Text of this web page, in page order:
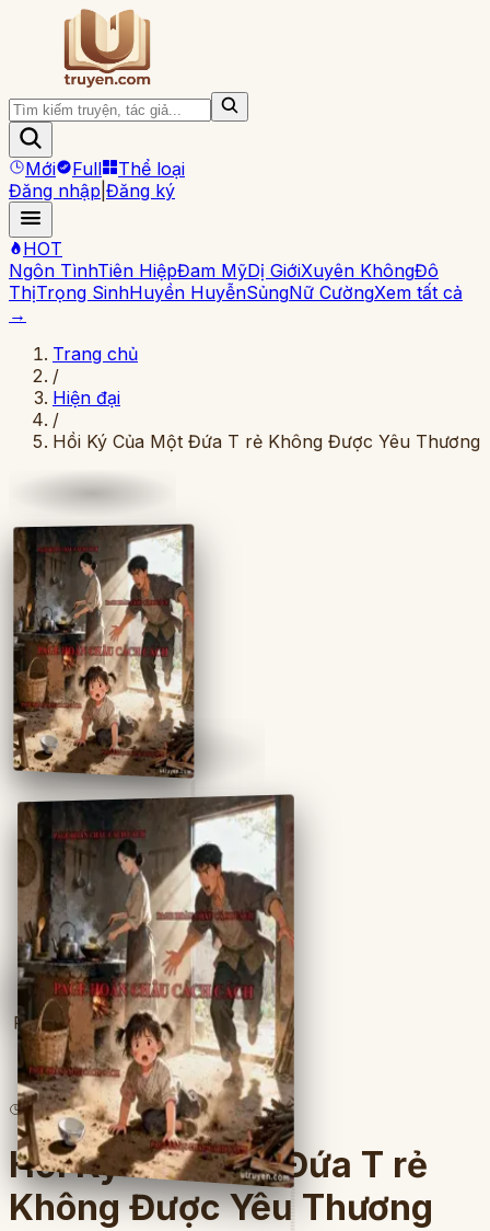
Mới Full
Thể loại
Đăng nhập Đăng ký
HOT
Ngôn TìnhTiên HiệpĐam MỹDị GiớiXuyên KhôngĐô
ThịTrọng SinhHuyền HuyễnSủngNữ CườngXem tất cả
→
Trang chủ
/
Hiện đại
/
Hồi Ký Của Một Đứa T rẻ Không Được Yêu Thương
Full
3lượt đọc· 8chương
Hồi Ký Của Một Đứa T rẻ
Không Được Yêu Thương